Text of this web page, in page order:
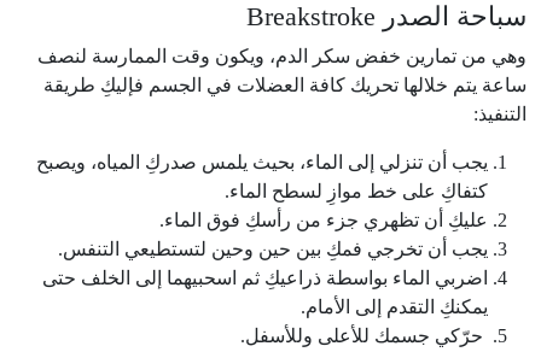
سباحة الصدر Breakstroke
وهي من تمارين خفض سكر الدم، ويكون وقت الممارسة لنصف
ساعة يتم خلالها تحريك كافة العضلات في الجسم فإليكِ طريقة
التنفيذ:
يجب أن تنزلي إلى الماء، بحيث يلمس صدركِ المياه، ويصبح
كتفاكِ على خط موازِ لسطح الماء.
عليكِ أن تظهري جزء من رأسكِ فوق الماء.
يجب أن تخرجي فمكِ بين حين وحين لتستطيعي التنفس.
اضربي الماء بواسطة ذراعيكِ ثم اسحبيهما إلى الخلف حتى
يمكنكِ التقدم إلى الأمام.
حرّكي جسمك للأعلى وللأسفل.